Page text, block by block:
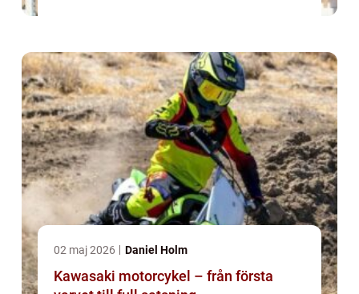
02 maj 2026 Daniel Holm
Kawasaki motorcykel – från första